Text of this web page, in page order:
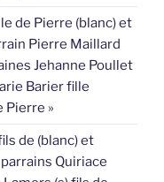
de Pierre (blanc) et
Pierre Maillard
Jehanne Poullet
Barier fille
Pierre »
de (blanc) et
Quiriace